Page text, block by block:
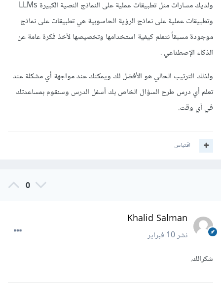
ولديك مسارات مثل تطبيقات عملية على النماذج النصية الكبيرة LLMs
وتطبيقات عملية على نماذج الرؤية الحاسوبية هي تطبيقات على نماذج
موجودة مسبقاً نتعلم كيفية استخدامها وتخصيصها لأخذ فكرة عامة عن
الذكاء الإصطناعي .
ولذلك الترتيب الحالي هو الأفضل لك ويمكنك عند مواجهة أي مشكلة عند
تعلم أي درس طرح السؤال الخاص بك أسفل الدرس وسنقوم بمساعدتك
في أي وقت.
اقتباس
0
Khalid Salman
نشر10 فبراير
شكرالك.